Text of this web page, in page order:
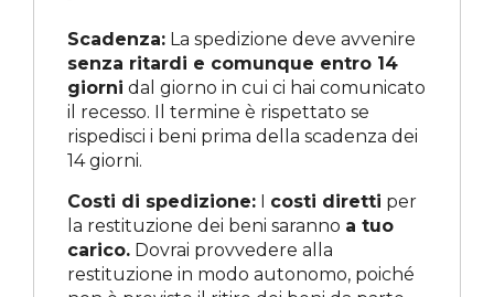
Scadenza:La spedizione deve avvenire
senza ritardi e comunque entro 14
giorni dal giorno in cui ci hai comunicato
il recesso. Il termine è rispettato se
rispedisci i beni prima della scadenza dei
14 giorni.
Costi di spedizione:I costi diretti per
la restituzione dei beni saranno a tuo
carico.Dovrai provvedere alla
restituzione in modo autonomo, poiché